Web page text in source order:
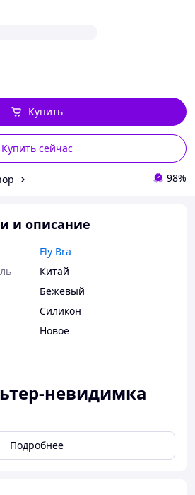
Купить сейчас
Купить
98%
и описание
Fly Bra
Китай
Бежевый
Силикон
Новое
невидимка
с ушками
поднятия груди
Подробнее